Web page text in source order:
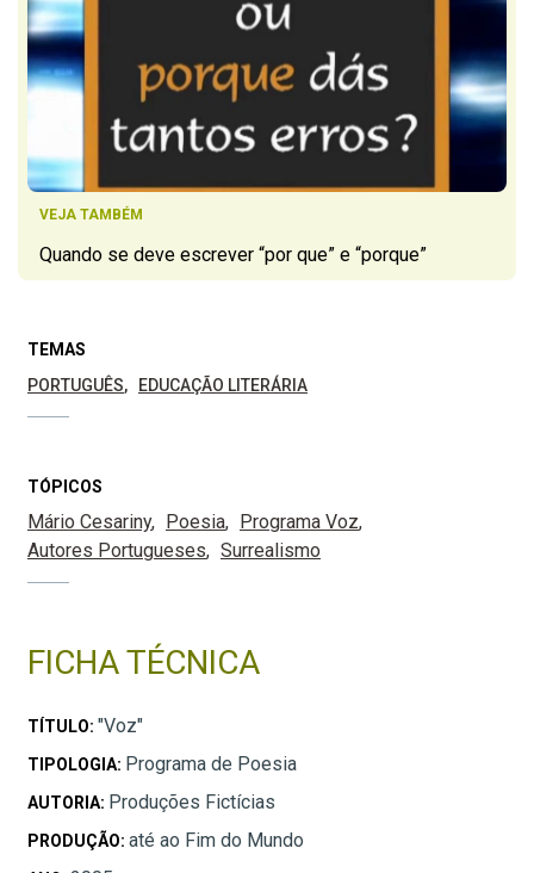
VEJA TAMBÉM
Quando se deve escrever “por que” e “porque”
TEMAS
PORTUGUÊS
EDUCAÇÃO LITERÁRIA
TÓPICOS
Mário Cesariny Poesia
Programa Voz
Autores Portugueses
Surrealismo
FICHA TÉCNICA
TÍTULO: "Voz"
TIPOLOGIA: Programa de Poesia
AUTORIA: Produções Fictícias
PRODUÇÃO: até ao Fim do Mundo